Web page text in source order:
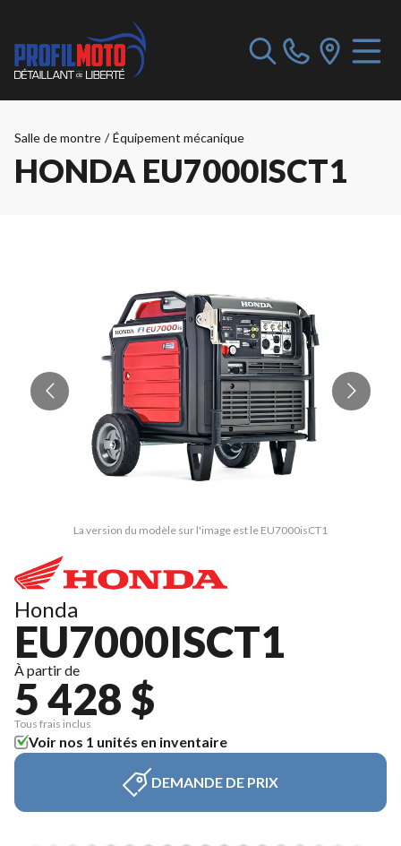
Salle de montre / Équipement mécanique
HONDA EU7000ISCT1
La version du modèle sur l'image est le EU7000isCT1
Honda
EU7000ISCT1
À partir de
5 428 $
Tous frais inclus
Voir nos 1 unités en inventaire
DEMANDE DE PRIX